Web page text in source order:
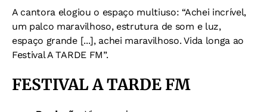
A cantora elogiou o espaço multiuso: “Achei incrível,
um palco maravilhoso, estrutura de som e luz,
espaço grande [...], achei maravilhoso. Vida longa ao
Festival A TARDE FM”.
FESTIVAL A TARDE FM